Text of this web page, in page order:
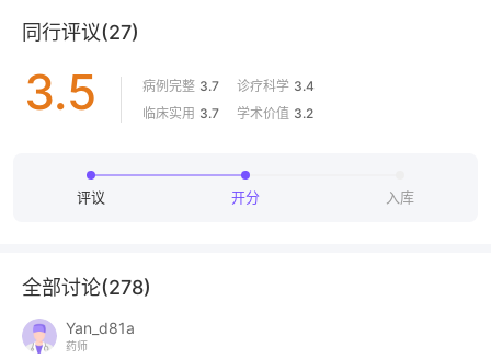
同行评议(27)
3.5 病例完整 3.7
临床实用 3.7
诊疗科学 3.4
学术价值 3.2
评议 开分 入库
全部讨论(278)
Yan_d81a
药师